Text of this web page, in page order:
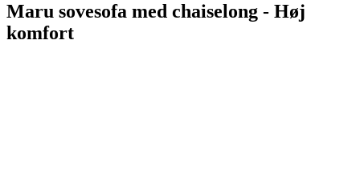
Maru sovesofa med chaiselong - Høj
komfort